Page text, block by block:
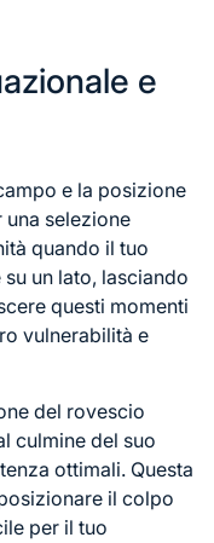
e
e la posizione
selezione
quando il tuo
un lato, lasciando
questi momenti
vulnerabilità e
del rovescio
culmine del suo
ottimali. Questa
il colpo
per il tuo